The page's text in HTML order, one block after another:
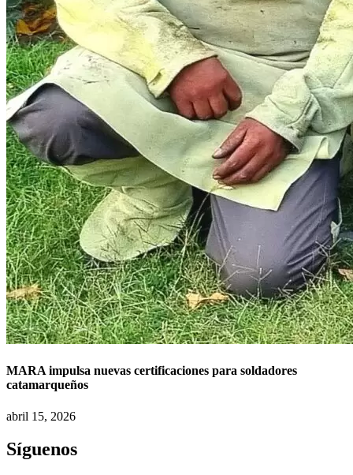
MARA impulsa nuevas certificaciones para soldadores
catamarqueños
abril 15, 2026
Síguenos